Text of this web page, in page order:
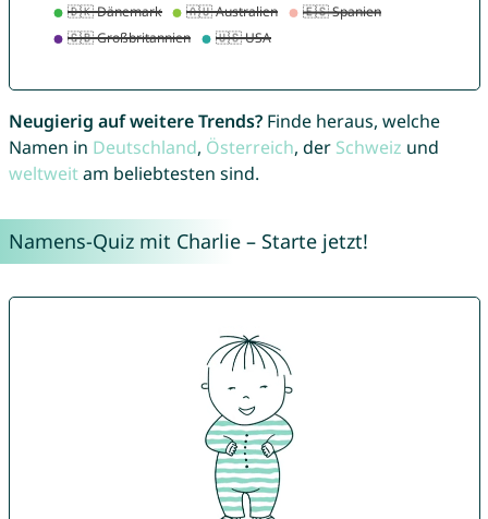
Neugierig auf weitere Trends?Finde heraus, welche
Namen in Deutschland, Österreich, der Schweiz und
weltweitam beliebtesten sind.
Namens-Quiz mit Charlie – Starte jetzt!